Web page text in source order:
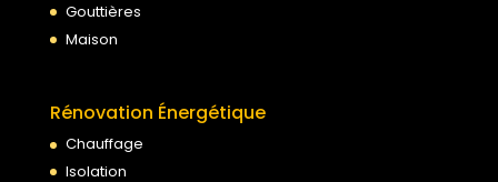
Gouttières
Maison
Rénovation Énergétique
Chauffage
Isolation